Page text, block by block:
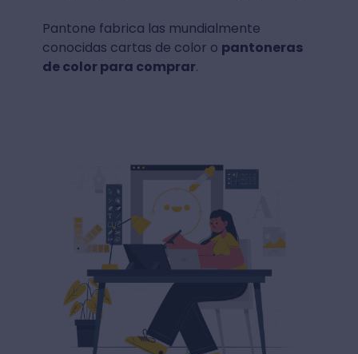
Pantone fabrica las mundialmente
conocidas cartas de color o pantoneras
de color para comprar.